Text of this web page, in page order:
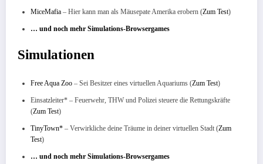
MiceMafia – Hier kann man als Mäusepate Amerika erobern (Zum Test)
… und noch mehr Simulations-Browsergames
Simulationen
Free Aqua Zoo – Sei Besitzer eines virtuellen Aquariums (Zum Test)
Einsatzleiter* – Feuerwehr, THW und Polizei steuere die Rettungskräfte
(Zum Test)
TinyTown* – Verwirkliche deine Träume in deiner virtuellen Stadt (Zum
Test)
… und noch mehr Simulations-Browsergames